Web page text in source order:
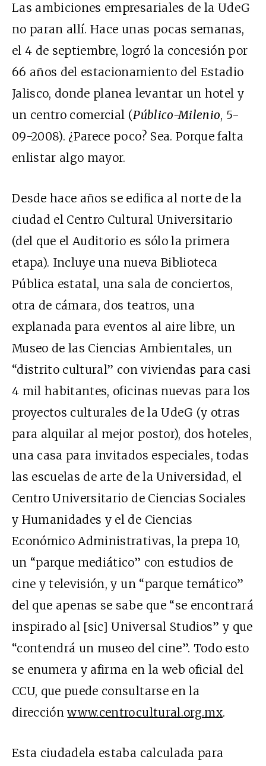
Las ambiciones empresariales de la UdeG
no paran allí. Hace unas pocas semanas,
el 4 de septiembre, logró la concesión por
66 años del estacionamiento del Estadio
Jalisco, donde planea levantar un hotel y
un centro comercial (Público-Milenio, 5-
09-2008). ¿Parece poco? Sea. Porque falta
enlistar algo mayor.
Desde hace años se edifica al norte de la
ciudad el Centro Cultural Universitario
(del que el Auditorio es sólo la primera
etapa). Incluye una nueva Biblioteca
Pública estatal, una sala de conciertos,
otra de cámara, dos teatros, una
explanada para eventos al aire libre, un
Museo de las Ciencias Ambientales, un
“distrito cultural” con viviendas para casi
4 mil habitantes, oficinas nuevas para los
proyectos culturales de la UdeG (y otras
para alquilar al mejor postor), dos hoteles,
una casa para invitados especiales, todas
las escuelas de arte de la Universidad, el
Centro Universitario de Ciencias Sociales
y Humanidades y el de Ciencias
Económico Administrativas, la prepa 10,
un “parque mediático” con estudios de
cine y televisión, y un “parque temático”
del que apenas se sabe que “se encontrará
inspirado al [sic] Universal Studios” y que
“contendrá un museo del cine”. Todo esto
se enumera y afirma en la web oficial del
CCU, que puede consultarse en la
direcciónwww.centrocultural.org.mx.
Esta ciudadela estaba calculada para